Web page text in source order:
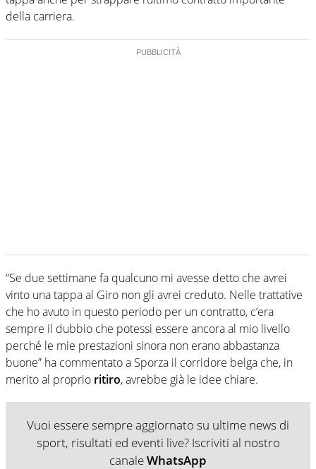
della carriera.
“Se due settimane fa qualcuno mi avesse detto che avrei
vinto una tappa al Giro non gli avrei creduto. Nelle trattative
che ho avuto in questo periodo per un contratto, c’era
sempre il dubbio che potessi essere ancora al mio livello
perché le mie prestazioni sinora non erano abbastanza
buone” ha commentato a Sporza il corridore belga che, in
merito al proprio ritiro, avrebbe già le idee chiare.
Vuoi essere sempre aggiornato su ultime news di
sport, risultati ed eventi live? Iscriviti al nostro
canaleWhatsApp